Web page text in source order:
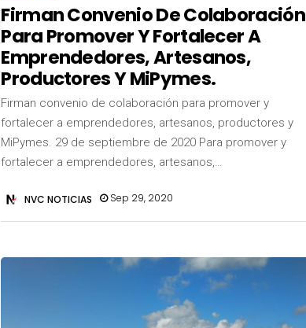
Firman Convenio De Colaboración
Para Promover Y Fortalecer A
Emprendedores, Artesanos,
Productores Y MiPymes.
Firman convenio de colaboración para promover y
fortalecer a emprendedores, artesanos, productores y
MiPymes. 29 de septiembre de 2020 Para promover y
fortalecer a emprendedores, artesanos,…
NVC NOTICIAS Sep 29, 2020